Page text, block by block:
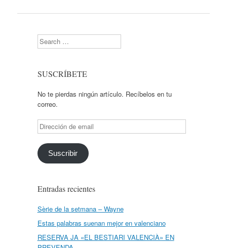
Search
SUSCRÍBETE
No te pierdas ningún artículo. Recíbelos en tu
correo.
Dirección
de
email
Suscribir
Entradas recientes
Sèrie de la setmana – Wayne
Estas palabras suenan mejor en valenciano
RESERVA JA «EL BESTIARI VALENCIÀ» EN